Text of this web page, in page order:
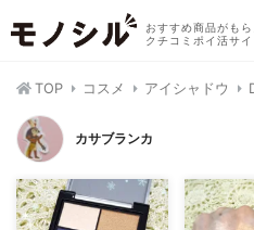
おすすめ商品がもら
クチコミポイ活サイ
TOP コスメ アイシャドウ
カサブランカ